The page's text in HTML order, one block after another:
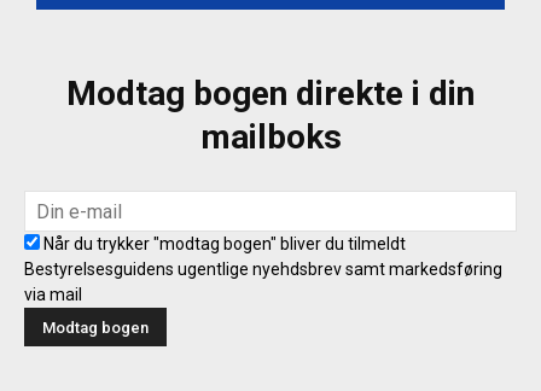
Modtag bogen direkte i din
mailboks
Når du trykker "modtag bogen" bliver du tilmeldt
Bestyrelsesguidens ugentlige nyehdsbrev samt markedsføring
via mail